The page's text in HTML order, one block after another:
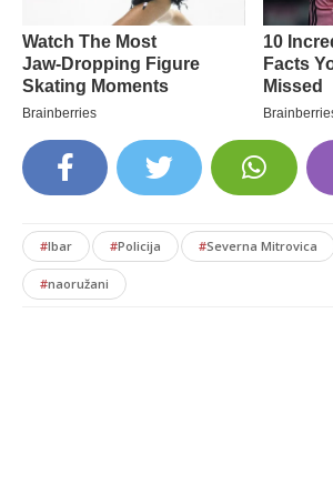
#Ibar #Policija #Severna Mitrovica
#naoružani